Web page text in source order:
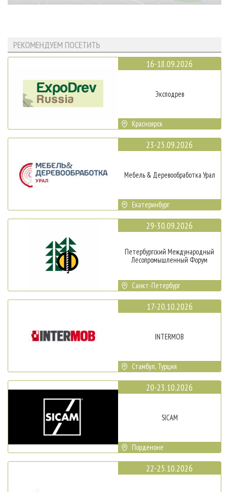
РЕКОМЕНДУЕМ ПОСЕТИТЬ
16-18.09.2026
Эксподрев
Красноярск
23-25.09.2026
Мебель & Деревообработка Урал
Екатеринбург
29-30.09.2026
Петербургский Международный
Лесопромышленный Форум
Санкт-Петербург
17-20.10.2026
INTERMOB
Стамбул, Турция
20-23.10.2026
SICAM
Порденоне
22-25.10.2026